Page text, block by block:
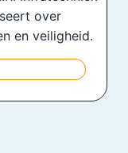
over
en veiligheid.